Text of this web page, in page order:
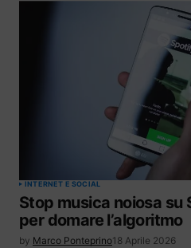
INTERNET E SOCIAL
Stop musica noiosa
per domare l’algoritmo
by Marco Ponteprino18 Aprile 2026